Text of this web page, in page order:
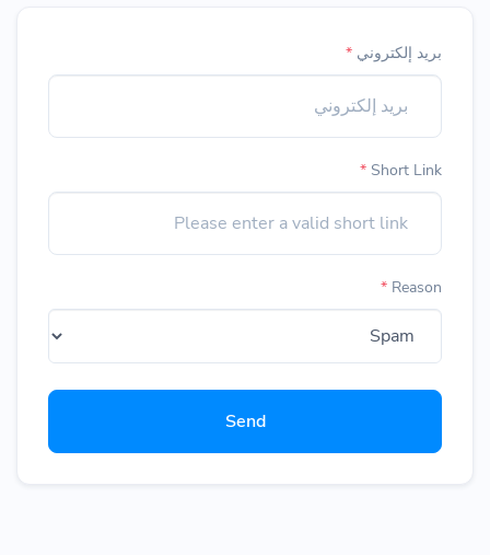
بريد إلكتروني *
Short Link
*
Reason
*
Send